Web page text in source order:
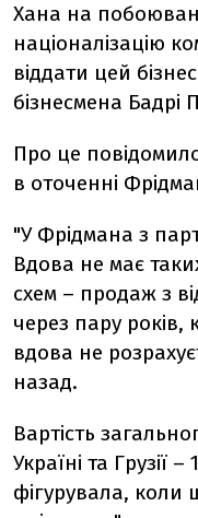
Хана на
націоналізацію
віддати цей
бізнесмена Бадрі
Про це
в оточенні
"У Фрідмана з
Вдова не має
схем – продаж з
через пару років,
вдова не
назад.
Вартість
Україні та Грузії
фігурувала, коли